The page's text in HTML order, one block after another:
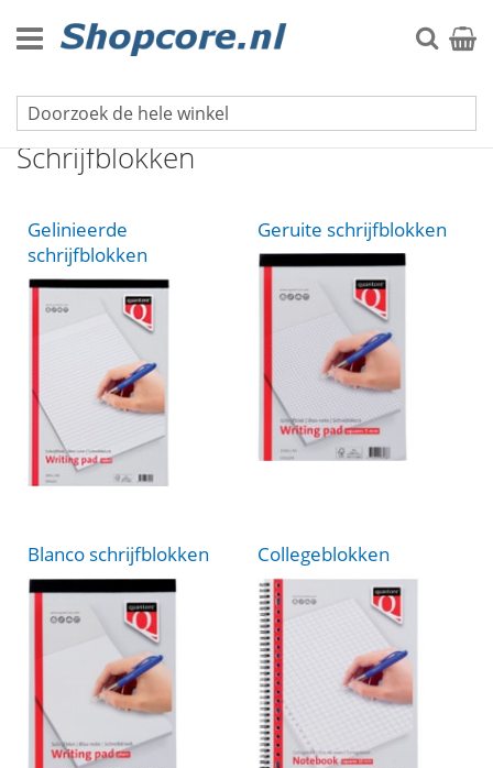
naar
de
Zoek
Kantoorartikelen
Schrijfblokken
Gelinieerde
schrijfblokken
Geruite schrijfblokken
Blanco schrijfblokken Collegeblokken